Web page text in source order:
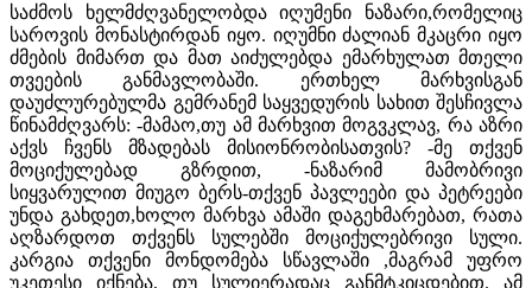
საძმოს ხელმძღვანელობდა იღუმენი ნაზარი,რომელიც
საროვის მონასტირდან იყო. იღუმნი ძალიან მკაცრი იყო
ძმების მიმართ და მათ აიძულებდა ემარხულათ მთელი
თვეების განმავლობაში. ერთხელ მარხვისგან
დაუძლურებულმა გემრანემ საყვედურის სახით შესჩივლა
წინამძღვარს: -მამაო,თუ ამ მარხვით მოგვკლავ, რა აზრი
აქვს ჩვენს მზადებას მისიონრობისათვის? -მე თქვენ
მოციქულებად გზრდით, -ნაზარიმ მამობრივი
სიყვარულით მიუგო ბერს-თქვენ პავლეები და პეტრეები
უნდა გახდეთ,ხოლო მარხვა ამაში დაგეხმარებათ, რათა
აღზარდოთ თქვენს სულებში მოციქულებრივი სული.
კარგია თქვენი მონდომება სწავლაში ,მაგრამ უფრო
უკეთესი იქნება, თუ სულიერადაც განმტკიცდებით. ამ